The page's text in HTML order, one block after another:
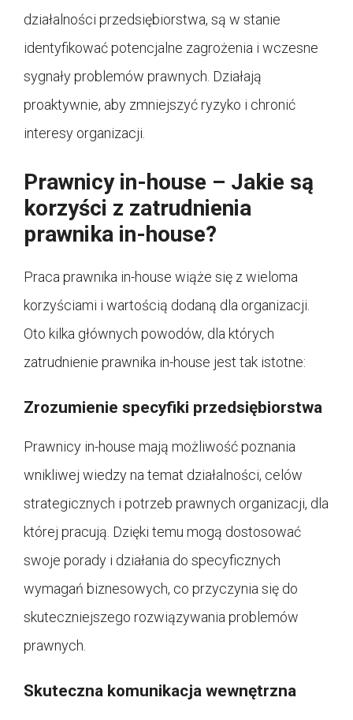
działalności przedsiębiorstwa, są w stanie
identyfikować potencjalne zagrożenia i wczesne
sygnały problemów prawnych. Działają
proaktywnie, aby zmniejszyć ryzyko i chronić
interesy organizacji.
Prawnicy in-house – Jakie są
korzyści z zatrudnienia
prawnika in-house?
Praca prawnika in-house wiąże się z wieloma
korzyściami i wartością dodaną dla organizacji.
Oto kilka głównych powodów, dla których
zatrudnienie prawnika in-house jest tak istotne:
Zrozumienie specyfiki przedsiębiorstwa
Prawnicy in-house mają możliwość poznania
wnikliwej wiedzy na temat działalności, celów
strategicznych i potrzeb prawnych organizacji, dla
której pracują. Dzięki temu mogą dostosować
swoje porady i działania do specyficznych
wymagań biznesowych, co przyczynia się do
skuteczniejszego rozwiązywania problemów
prawnych.
Skuteczna komunikacja wewnętrzna